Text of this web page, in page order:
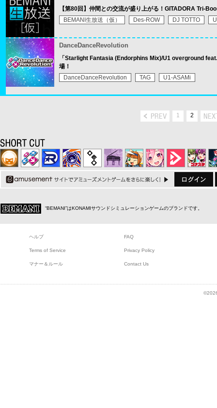
【第80回】仲間との交流が盛り上がる！GITADORA Tri-
BEMANI生放送（仮）
Des-ROW DJ TOTTO
DanceDanceRevolution
「Starlight Fantasia (Endorphins Mix)/U1 overground
場！
DanceDanceRevolution
TAG U1-ASAMi
1 2
“BEMANI”はKONAMIサウンドシミュレーションゲームのブランドです。
ヘルプ FAQ
Terms of Service Privacy Policy
マナー＆ルール Contact Us